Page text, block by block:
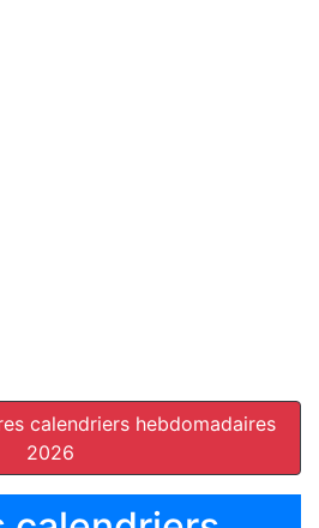
calendriers hebdomadaires
2026